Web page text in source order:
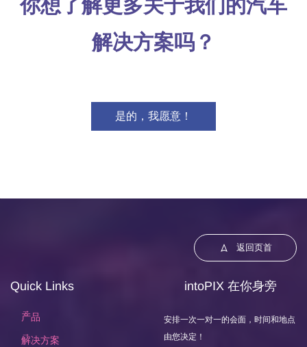
你想了解更多关于我们的汽车
解决方案吗？
是的，我愿意！
返回页首
Quick Links
产品
解决方案
intoPIX 在你身旁
安排一次一对一的会面，时间和地点
由您决定！